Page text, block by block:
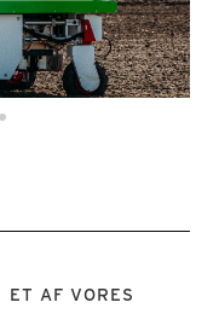
ET AF VORES